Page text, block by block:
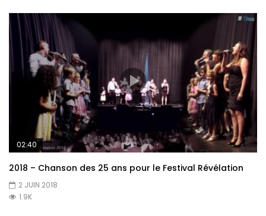
02:40
2018 – Chanson des 25 ans pour le Festival Révélation
2 JUIN 2018
1.9K